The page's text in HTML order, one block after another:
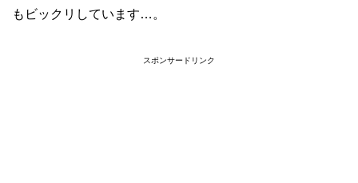
もビックリしています…。
スポンサードリンク